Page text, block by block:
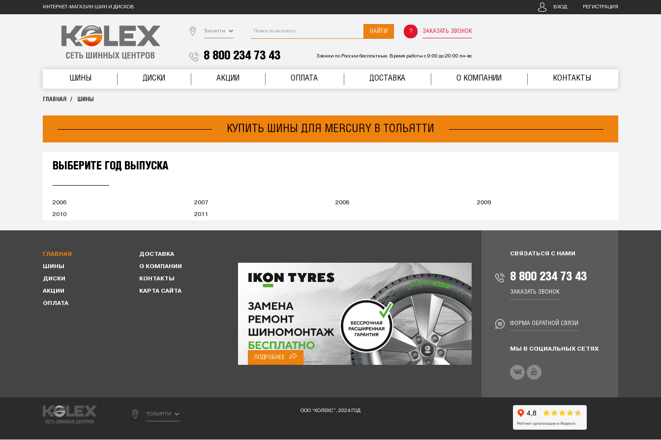
ИНТЕРНЕТ-МАГАЗИН ШИН И ДИСКОВ ВХОД РЕГИСТРАЦИЯ
Тольятти НАЙТИ ЗАКАЗАТЬ ЗВОНОК
8 800 234 73 43 Звонки по России бесплатные. Время работы с 9:00 до 20:00 пн-вс
ШИНЫ ДИСКИ АКЦИИ ОПЛАТА ДОСТАВКА О КОМПАНИИ КОНТАКТЫ
ГЛАВНАЯ ШИНЫ
КУПИТЬ ШИНЫ ДЛЯ MERCURY В ТОЛЬЯТТИ
ВЫБЕРИТЕ ГОД ВЫПУСКА
2006 2007 2008 2009
2010 2011
ГЛАВНАЯ
ШИНЫ
ДИСКИ
АКЦИИ
ОПЛАТА
ДОСТАВКА
О КОМПАНИИ
КОНТАКТЫ
КАРТА САЙТА
ПОДРОБНЕЕ
СВЯЗАТЬСЯ С НАМИ
8 800 234 73 43
ЗАКАЗАТЬ ЗВОНОК
ФОРМА ОБРАТНОЙ СВЯЗИ
МЫ В СОЦИАЛЬНЫХ СЕТЯХ
ТОЛЬЯТТИ
ООО “КОЛЕКС”, 2024 ГОД